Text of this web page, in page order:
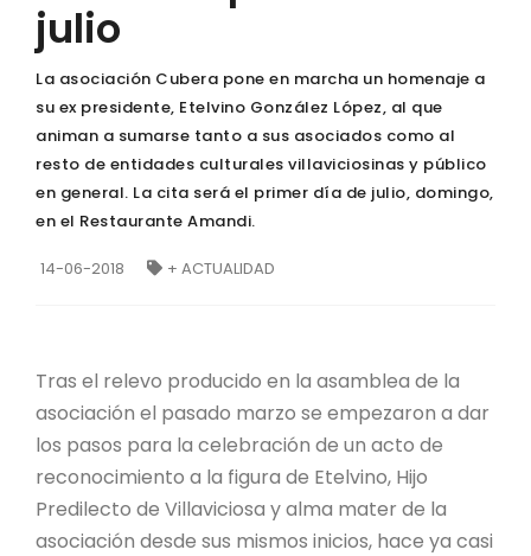
julio
La asociación Cubera pone en marcha un homenaje a
su ex presidente, Etelvino González López, al que
animan a sumarse tanto a sus asociados como al
resto de entidades culturales villaviciosinas y público
en general. La cita será el primer día de julio, domingo,
en el Restaurante Amandi.
14-06-2018 + ACTUALIDAD
Tras el relevo producido en la asamblea de la
asociación el pasado marzo se empezaron a dar
los pasos para la celebración de un acto de
reconocimiento a la figura de Etelvino, Hijo
Predilecto de Villaviciosa y alma mater de la
asociación desde sus mismos inicios, hace ya casi